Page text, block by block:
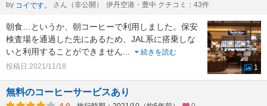
by コイです。 さん（非公開） 伊丹空港・豊中 クチコミ：43件
朝食…というか、朝コーヒーで利用しました。保安
検査場を通過した先にあるため、JAL系に搭乗しな
いと利用することができません
続きを読む
投稿日:2021/11/18
1
無料のコーヒーサービスあり